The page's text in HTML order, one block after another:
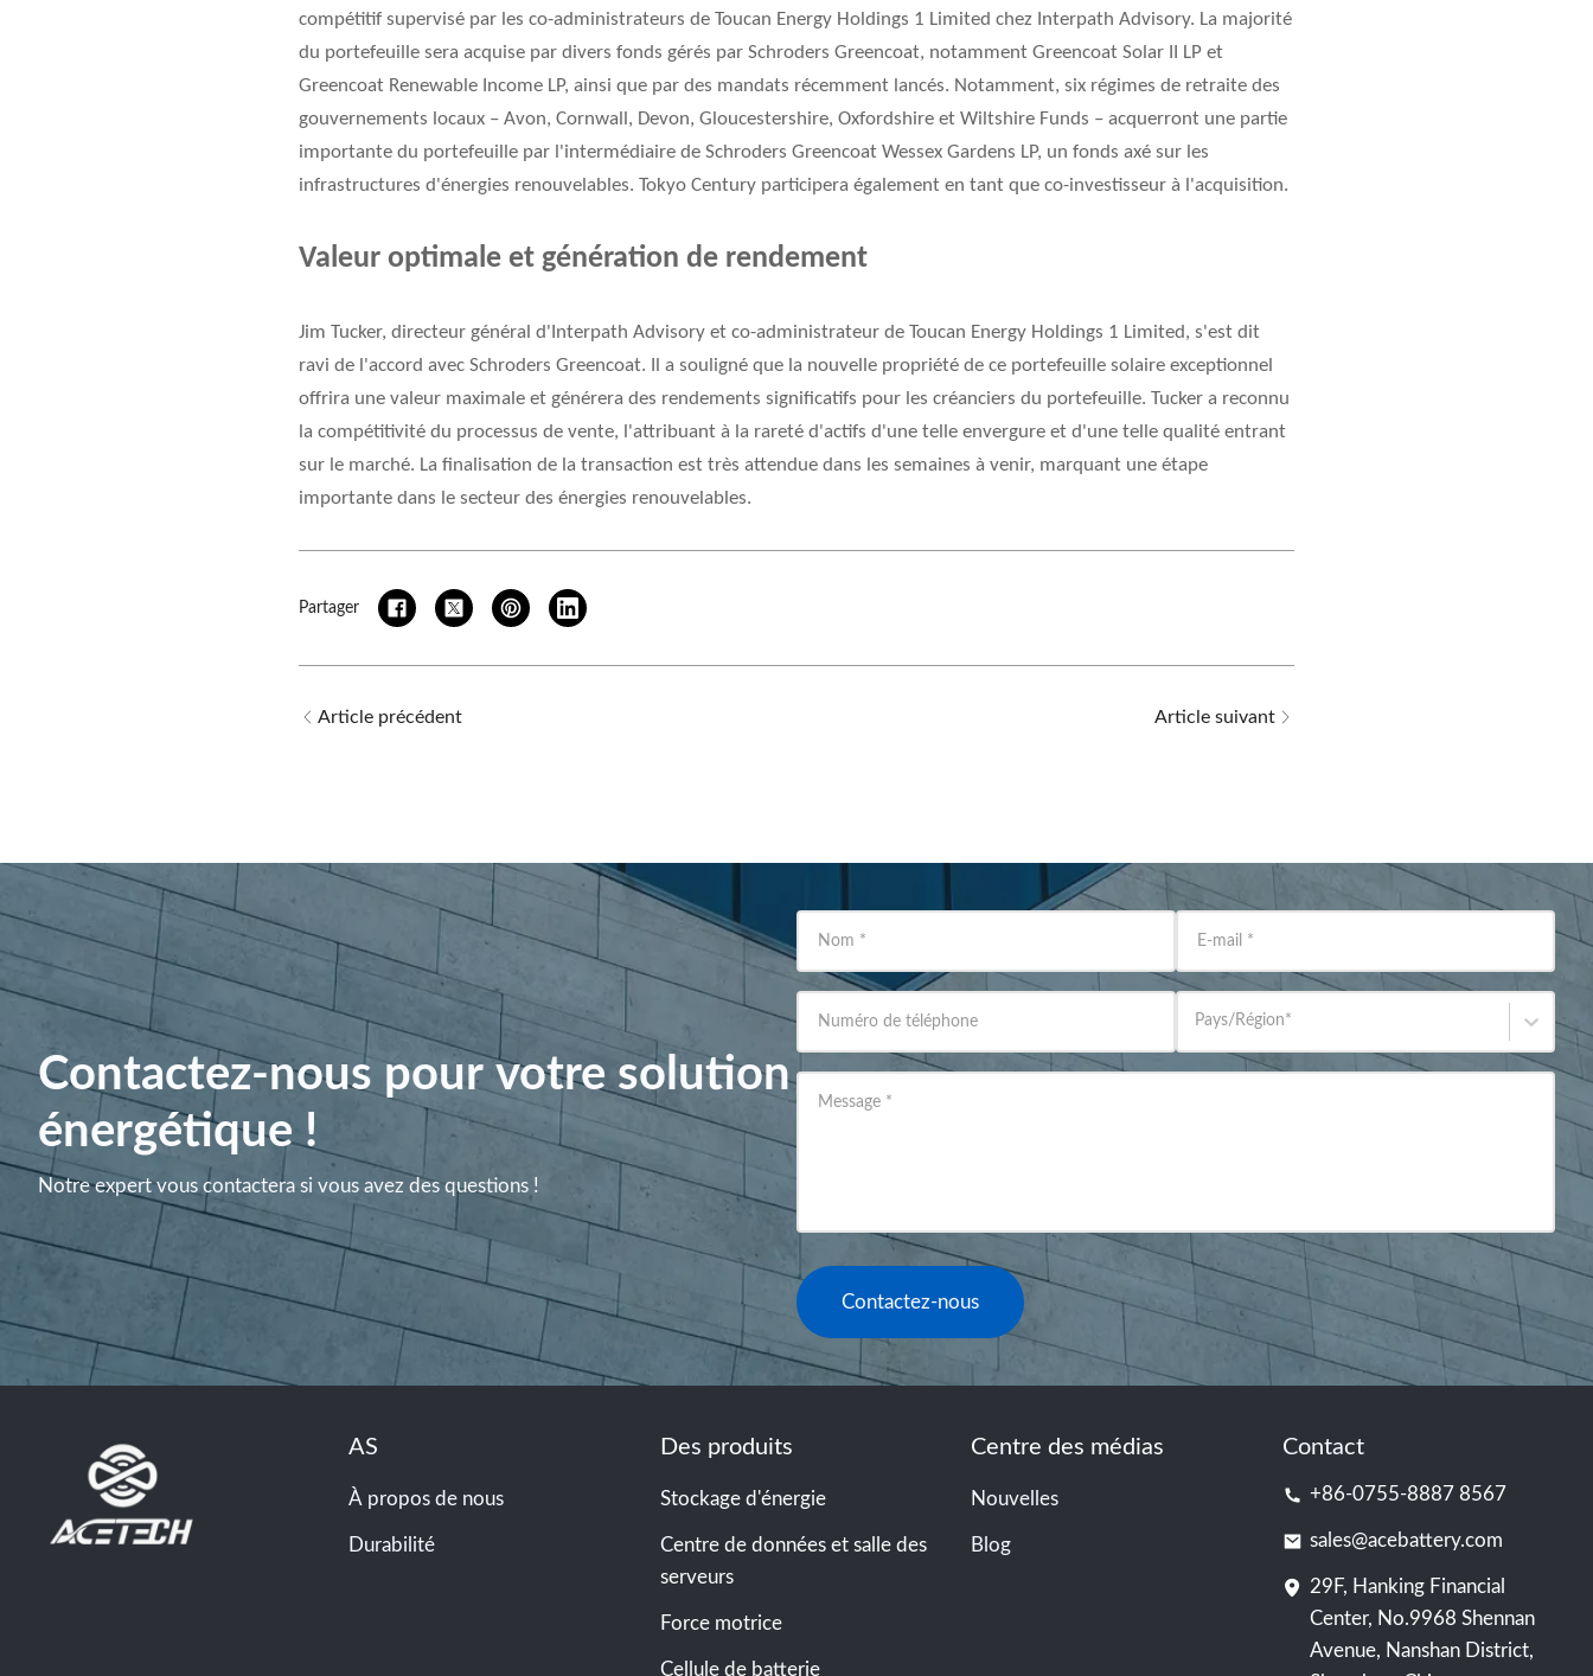
compétitif supervisé par les co-administrateurs de Toucan Energy Holdings 1 Limited chez Interpath Advisory. La majorité
du portefeuille sera acquise par divers fonds gérés par Schroders Greencoat, notamment Greencoat Solar II LP et
Greencoat Renewable Income LP, ainsi que par des mandats récemment lancés. Notamment, six régimes de retraite des
gouvernements locaux – Avon, Cornwall, Devon, Gloucestershire, Oxfordshire et Wiltshire Funds – acquerront une partie
importante du portefeuille par l'intermédiaire de Schroders Greencoat Wessex Gardens LP, un fonds axé sur les
infrastructures d'énergies renouvelables. Tokyo Century participera également en tant que co-investisseur à l'acquisition.
Valeur optimale et génération de rendement
Jim Tucker, directeur général d'Interpath Advisory et co-administrateur de Toucan Energy Holdings 1 Limited, s'est dit
ravi de l'accord avec Schroders Greencoat. Il a souligné que la nouvelle propriété de ce portefeuille solaire exceptionnel
offrira une valeur maximale et générera des rendements significatifs pour les créanciers du portefeuille. Tucker a reconnu
la compétitivité du processus de vente, l'attribuant à la rareté d'actifs d'une telle envergure et d'une telle qualité entrant
sur le marché. La finalisation de la transaction est très attendue dans les semaines à venir, marquant une étape
importante dans le secteur des énergies renouvelables.
Partager
Article précédent Article suivant
Contactez-nous pour votre solution
énergétique !
Notre expert vous contactera si vous avez des questions !
Nom * E-mail *
Numéro de téléphone Pays/Région*
Message *
Contactez-nous
AS
À propos de nous
Durabilité
Des produits
Stockage d'énergie
Centre de données et salle des
serveurs
Force motrice
Cellule de batterie
Centre des médias
Nouvelles
Blog
Contact
+86-0755-8887 8567
sales@acebattery.com
29F, Hanking Financial
Center, No.9968 Shennan
Avenue, Nanshan District,